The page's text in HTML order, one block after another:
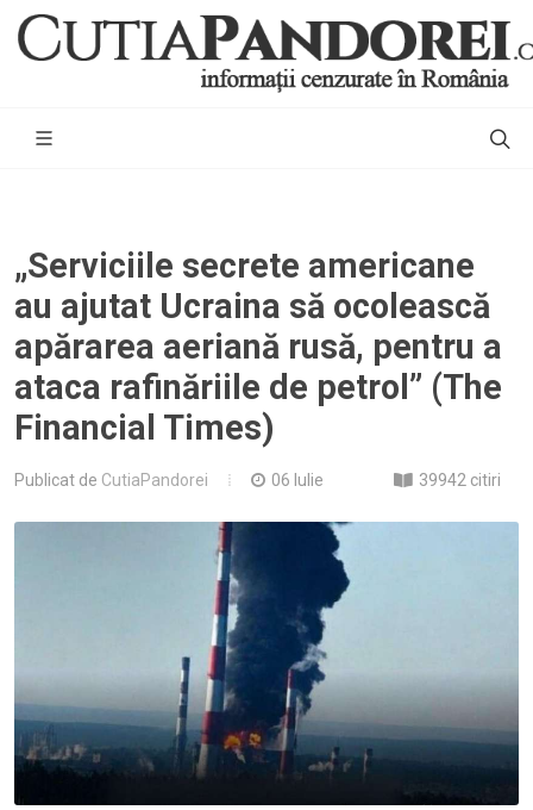
„Serviciile secrete americane
au ajutat Ucraina să ocolească
apărarea aeriană rusă, pentru a
ataca rafinăriile de petrol” (The
Financial Times)
Publicat de CutiaPandorei 06 Iulie 39942 citiri